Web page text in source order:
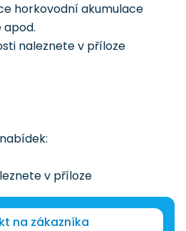
horkovodní akumulace
naleznete v příloze
v příloze
na zákazníka